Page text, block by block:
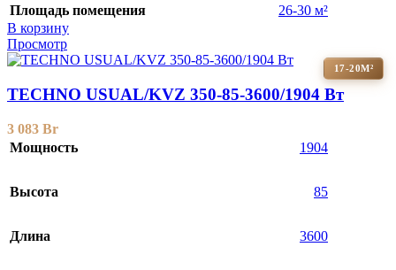
Площадь помещения
26-30 м²
В корзину
Просмотр
17-20М²
TECHNO USUAL/KVZ 350-85-3600/1904 Вт
3 083 Br
Мощность
1904
Высота 85
Длина 3600